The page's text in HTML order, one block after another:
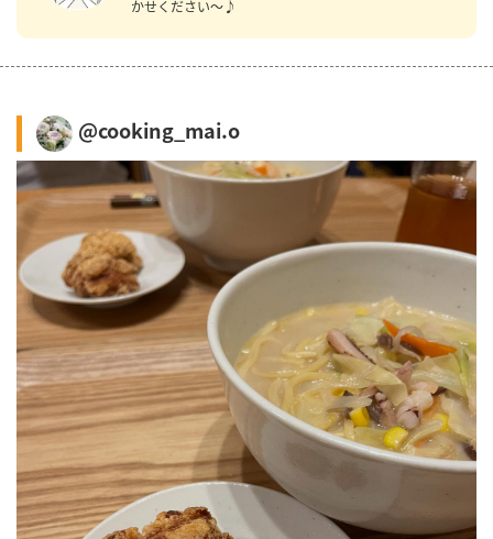
かせください～♪
@cooking_mai.o